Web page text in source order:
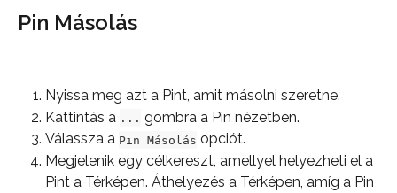
Pin Másolás
Nyissa meg azt a Pint, amit másolni szeretne.
Kattintás a ... gombra a Pin nézetben.
Válassza a Pin Másolás opciót.
Megjelenik egy célkereszt, amellyel helyezheti el a
Pint a Térképen. Áthelyezés a Térképen, amíg a Pin